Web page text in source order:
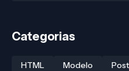
Categorias
HTML Modelo Post